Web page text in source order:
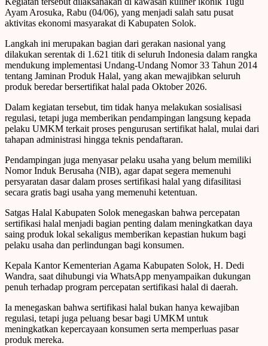
Ayam Arosuka, Rabu (04/06), yang menjadi salah satu pusat
aktivitas ekonomi masyarakat di Kabupaten Solok.
Langkah ini merupakan bagian dari gerakan nasional yang
dilakukan serentak di 1.621 titik di seluruh Indonesia dalam rangka
mendukung implementasi Undang-Undang Nomor 33 Tahun 2014
tentang Jaminan Produk Halal, yang akan mewajibkan seluruh
produk beredar bersertifikat halal pada Oktober 2026.
Dalam kegiatan tersebut, tim tidak hanya melakukan sosialisasi
regulasi, tetapi juga memberikan pendampingan langsung kepada
pelaku UMKM terkait proses pengurusan sertifikat halal, mulai dari
tahapan administrasi hingga teknis pendaftaran.
Pendampingan juga menyasar pelaku usaha yang belum memiliki
Nomor Induk Berusaha (NIB), agar dapat segera memenuhi
persyaratan dasar dalam proses sertifikasi halal yang difasilitasi
secara gratis bagi usaha yang memenuhi ketentuan.
Satgas Halal Kabupaten Solok menegaskan bahwa percepatan
sertifikasi halal menjadi bagian penting dalam meningkatkan daya
saing produk lokal sekaligus memberikan kepastian hukum bagi
pelaku usaha dan perlindungan bagi konsumen.
Kepala Kantor Kementerian Agama Kabupaten Solok, H. Dedi
Wandra, saat dihubungi via WhatsApp menyampaikan dukungan
penuh terhadap program percepatan sertifikasi halal di daerah.
Ia menegaskan bahwa sertifikasi halal bukan hanya kewajiban
regulasi, tetapi juga peluang besar bagi UMKM untuk
meningkatkan kepercayaan konsumen serta memperluas pasar
produk mereka.